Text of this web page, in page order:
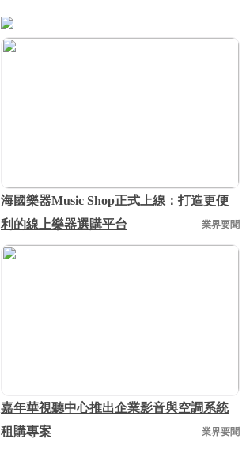
海國樂器Music Shop正式上線：打造更便
利的線上樂器選購平台
業界要聞
嘉年華視聽中心推出企業影音與空調系統
租購專案
業界要聞